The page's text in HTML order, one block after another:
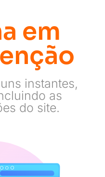
em
instantes,
as
do site.